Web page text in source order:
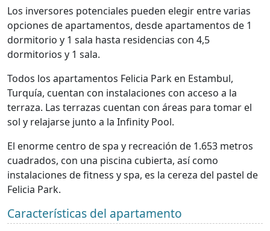
Los inversores potenciales pueden elegir entre varias
opciones de apartamentos, desde apartamentos de 1
dormitorio y 1 sala hasta residencias con 4,5
dormitorios y 1 sala.
Todos los apartamentos Felicia Park en Estambul,
Turquía, cuentan con instalaciones con acceso a la
terraza. Las terrazas cuentan con áreas para tomar el
sol y relajarse junto a la Infinity Pool.
El enorme centro de spa y recreación de 1.653 metros
cuadrados, con una piscina cubierta, así como
instalaciones de fitness y spa, es la cereza del pastel de
Felicia Park.
Características del apartamento